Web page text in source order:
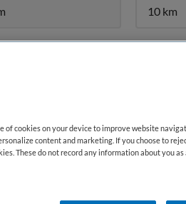
of cookies on your device to improve website
content and marketing. If you choose to
These do not record any information about you as